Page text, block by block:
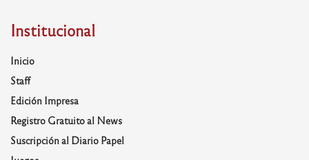
Institucional
Inicio
Staff
Edición Impresa
Registro Gratuito al News
Suscripción al Diario Papel